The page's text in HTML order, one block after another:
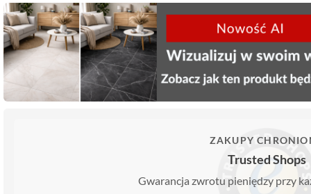
ZAKUPY
Trusted Shops
Gwarancja zwrotu pieniędzy przy